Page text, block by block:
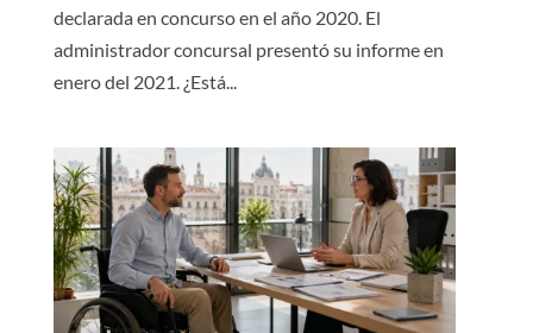
declarada en concurso en el año 2020. El
administrador concursal presentó su informe en
enero del 2021. ¿Está...